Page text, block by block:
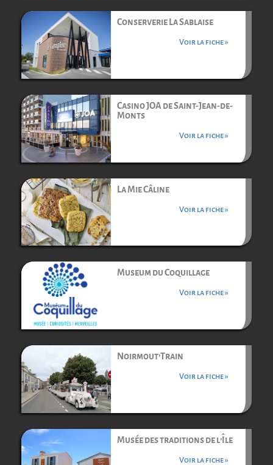
Conserverie La Sablaise
Voir la fiche »
Casino JOA de Saint-Jean-de-
Monts
Voir la fiche »
La Mie Câline
Voir la fiche »
Museum du Coquillage
Voir la fiche »
Noirmout’Train
Voir la fiche »
Musée des traditions de l’Île
Voir la fiche »